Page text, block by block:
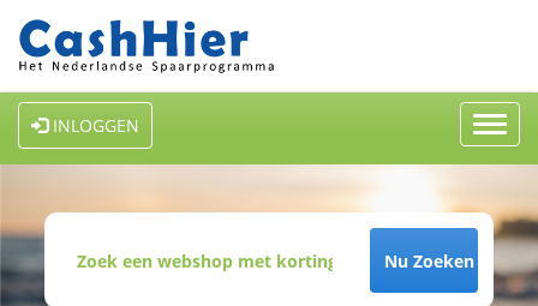
INLOGGEN
Nu Zoeken